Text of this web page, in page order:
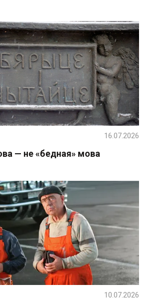
— не «бедная» мова
16.07.2026
10.07.2026